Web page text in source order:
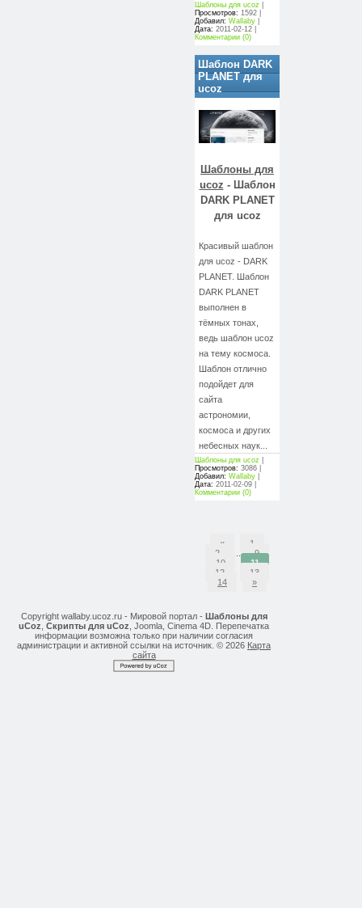
Шаблоны для ucoz
Просмотров: 1592 |
Добавил: Wallaby
Дата: 2011-02-12
Комментарии (0)
Шаблон DARK
PLANET для
ucoz
Шаблоны для
ucoz - Шаблон
DARK PLANET
для ucoz
Красивый шаблон
для ucoz - DARK
PLANET. Шаблон
DARK PLANET
выполнен в
тёмных тонах,
ведь шаблон ucoz
на тему космоса.
Шаблон отлично
подойдет для
сайта
астрономии,
космоса и других
небесных наук...
Шаблоны для ucoz
Просмотров: 3086 |
Добавил: Wallaby
Дата: 2011-02-09
Комментарии (0)
«
1
2
9
10
11
12
13
14
»
Copyright wallaby.ucoz.ru - Мировой портал - Шаблоны для
uCoz Скрипты для uCoz , Joomla, Cinema 4D. Перепечатка
информации возможна только при наличии согласия
администрации и активной ссылки на источник. © 2026 Карта
сайта